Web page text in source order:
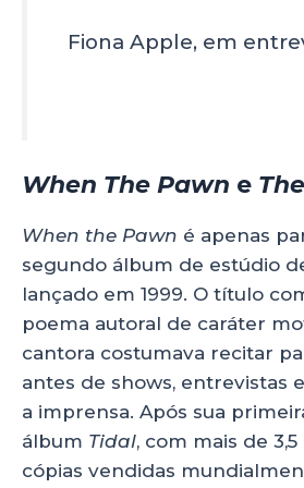
Fiona Apple, em
When The Pawn e
When the Pawn é apenas
segundo álbum de estúdio
lançado em 1999. O título
poema autoral de caráter
cantora costumava recitar
antes de shows, entrevistas
a imprensa. Após sua
álbum Tidal, com mais de
cópias vendidas